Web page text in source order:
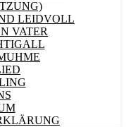
LEIDVOLL
VATER